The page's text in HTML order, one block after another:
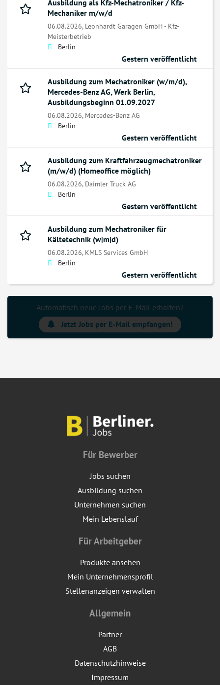
Ausbildung als Kfz-Mechatroniker / Kfz-
Mechaniker m/w/d
06.08.2026, Leonhardt Garagen GmbH - Kfz-
Meisterbetrieb
Berlin
Gestern veröffentlicht
Ausbildung zum Mechatroniker (w/m/d),
Mercedes-Benz AG, Werk Berlin,
Ausbildungsbeginn 01.09.2027
06.08.2026, Mercedes-Benz AG
Berlin
Gestern veröffentlicht
Ausbildung zum Kraftfahrzeugmechatroniker
(m/w/d) (Homeoffice möglich)
06.08.2026, Daimler Truck AG
Berlin
Gestern veröffentlicht
Ausbildung zum Mechatroniker für
Kältetechnik (w|m|d)
06.08.2026, KMLS Services GmbH
Berlin
Gestern veröffentlicht
Automatisch neue Jobs per E-Mail erhalten?
Jetzt Jobs per E-Mail empfangen!
Für Bewerber
Jobs suchen
Ausbildung suchen
Unternehmen suchen
Mein Lebenslauf
Für Arbeitgeber
Produkte ansehen
Mein Unternehmensprofil
Stellenanzeigen verwalten
Allgemein
Partner
AGB
Datenschutzhinweise
Impressum